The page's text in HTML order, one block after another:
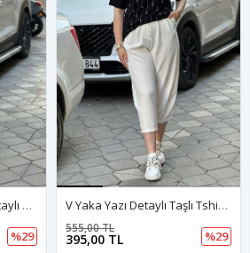
Kelebek İnci Boncuk Detaylı Tshirt-Siyah
%29
V Yaka Yazı Detaylı Taşlı Tshirt-Siyah
395,00 TL
555,00 TL
%29